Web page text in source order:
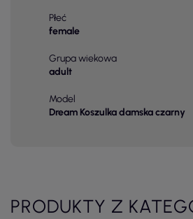
Płeć
female
Grupa wiekowa
adult
Model
Dream Koszulka damska czarny
PRODUKTY Z